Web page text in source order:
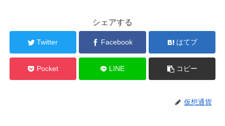
シェアする
Twitter Facebook はてブ
Pocket LINE コピー
仮想通貨